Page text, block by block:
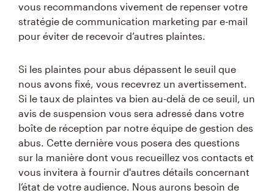
vous recommandons vivement de repenser votre
stratégie de communication marketing par e-mail
pour éviter de recevoir d’autres plaintes.
Si les plaintes pour abus dépassent le seuil que
nous avons fixé, vous recevrez un avertissement.
Si le taux de plaintes va bien au-delà de ce seuil, un
avis de suspension vous sera adressé dans votre
boîte de réception par notre équipe de gestion des
abus. Cette dernière vous posera des questions
sur la manière dont vous recueillez vos contacts et
vous invitera à fournir d'autres détails concernant
l’état de votre audience. Nous aurons besoin de